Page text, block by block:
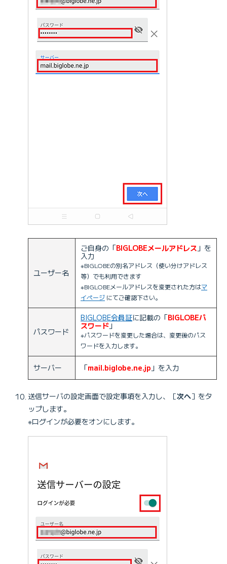
ユーザー名
ご自身の「BIGLOBEメールアドレス 」を
入力
※BIGLOBEの別名アドレス（使い分けアドレス
等）でも利用できます
※BIGLOBEメールアドレスを変更された方はマ
イページ にてご確認下さい。
パスワード
BIGLOBE会員証に記載の「BIGLOBEパ
スワード 」
※パスワードを変更した場合は、変更後のパス
ワードを入力します。
サーバー 「mail.biglobe.ne.jp 」を入力
送信サーバの設定画面で設定事項を入力し、［次へ］をタ
ップします。
※ログインが必要をオンにします。